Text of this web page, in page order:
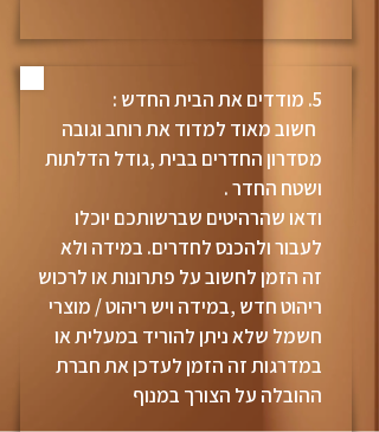
5. מודדים את הבית החדש :
חשוב מאוד למדוד את רוחב וגובה
מסדרון החדרים בבית ,גודל הדלתות
ושטח החדר .
ודאו שהרהיטים שברשותכם יוכלו
לעבור ולהכנס לחדרים. במידה ולא
זה הזמן לחשוב על פתרונות או לרכוש
ריהוט חדש ,במידה ויש ריהוט / מוצרי
חשמל שלא ניתן להוריד במעלית או
במדרגות זה הזמן לעדכן את חברת
ההובלה על הצורך במנוף